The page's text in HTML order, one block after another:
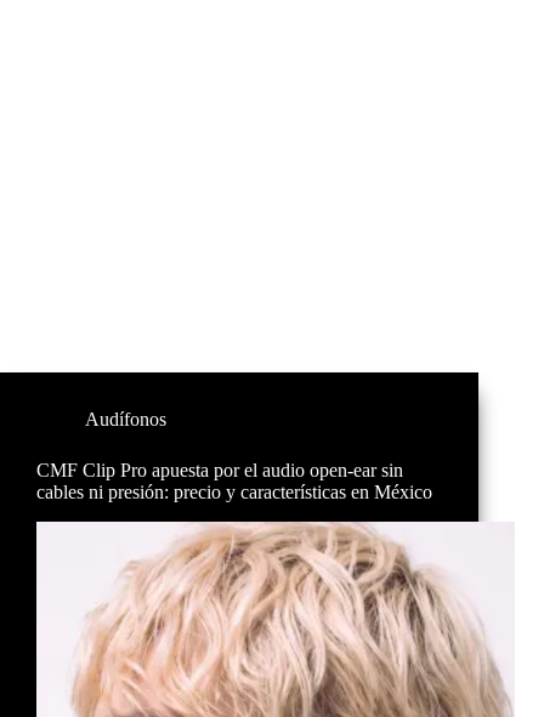
Audífonos
CMF Clip Pro apuesta por el audio open-ear sin
cables ni presión: precio y características en México